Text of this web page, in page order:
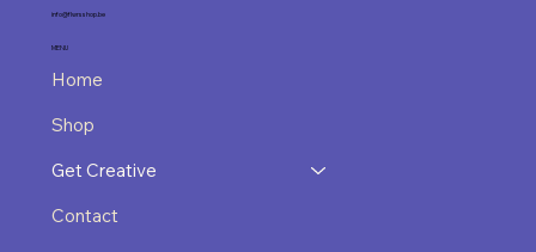
info@flwrsshop.be
MENU
Home
Shop
Get Creative
Contact